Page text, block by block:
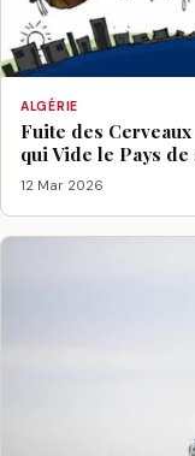
ALGÉRIE
Fuite des
qui Vide le Pays de
12 Mar 2026